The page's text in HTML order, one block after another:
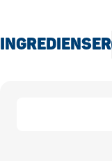
INGREDIENSER